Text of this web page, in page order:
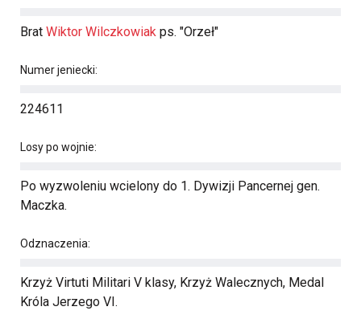
Brat Wiktor Wilczkowiak ps. "Orzeł"
Numer jeniecki:
224611
Losy po wojnie:
Po wyzwoleniu wcielony do 1. Dywizji Pancernej gen.
Maczka.
Odznaczenia:
Krzyż Virtuti Militari V klasy, Krzyż Walecznych, Medal
Króla Jerzego VI.